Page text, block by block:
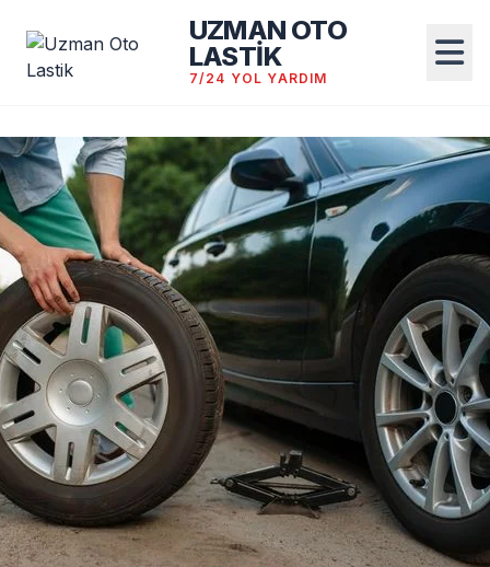
UZMAN OTO
LASTİK
7/24 YOL YARDIM